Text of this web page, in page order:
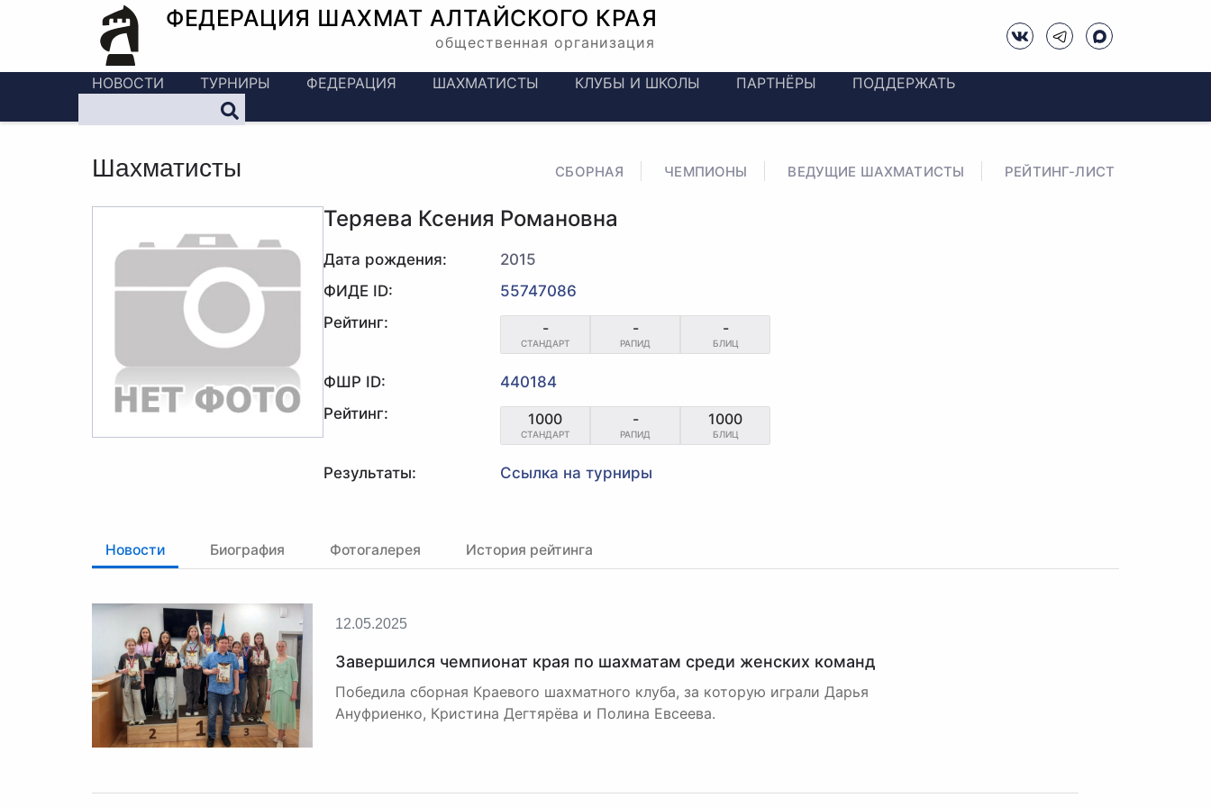
ФЕДЕРАЦИЯ ШАХМАТ АЛТАЙСКОГО КРАЯ
общественная организация
НОВОСТИ ТУРНИРЫ ФЕДЕРАЦИЯ ШАХМАТИСТЫ КЛУБЫ И ШКОЛЫ ПАРТНЁРЫ ПОДДЕРЖАТЬ
Шахматисты СБОРНАЯ ЧЕМПИОНЫ ВЕДУЩИЕ ШАХМАТИСТЫ РЕЙТИНГ-ЛИСТ
Теряева Ксения Романовна
Дата рождения:
2015
ФИДЕ ID:
55747086
Рейтинг:
-
СТАНДАРТ
-
РАПИД
-
БЛИЦ
ФШР ID:
440184
Рейтинг:
1000
СТАНДАРТ
-
РАПИД
1000
БЛИЦ
Результаты: Ссылка на турниры
Новости Биография Фотогалерея История рейтинга
12.05.2025
Завершился чемпионат края по шахматам среди женских команд
Победила сборная Краевого шахматного клуба, за которую играли Дарья
Ануфриенко, Кристина Дегтярёва и Полина Евсеева.